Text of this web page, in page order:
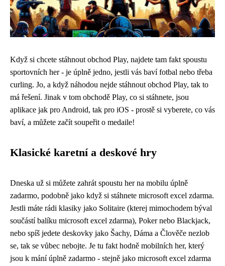
Když si chcete stáhnout obchod Play, najdete tam fakt spoustu
sportovních her - je úplně jedno, jestli vás baví fotbal nebo třeba
curling. Jo, a když náhodou nejde stáhnout obchod Play, tak to
má řešení. Jinak v tom obchodě Play, co si stáhnete, jsou
aplikace jak pro Android, tak pro iOS - prostě si vyberete, co vás
baví, a můžete začít soupeřit o medaile!
Klasické karetní a deskové hry
Dneska už si můžete zahrát spoustu her na mobilu úplně
zadarmo, podobně jako když si stáhnete microsoft excel zdarma.
Jestli máte rádi klasiky jako Solitaire (kterej mimochodem býval
součástí balíku microsoft excel zdarma), Poker nebo Blackjack,
nebo spíš jedete deskovky jako Šachy, Dáma a Člověče nezlob
se, tak se vůbec nebojte. Je tu fakt hodně mobilních her, který
jsou k mání úplně zadarmo - stejně jako microsoft excel zdarma